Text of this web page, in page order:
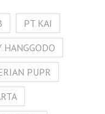
PT KAI
HANGGODO
PUPR